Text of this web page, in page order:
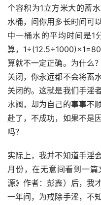
个容积为1立方米大的蓄
水桶，问你用多长时间可
中一桶水的平均时间是1
算，
算就不一定正确。为什么
关闭，你永远都不会将蓄
关闭的。这就是我们手淫
水阀，却为自己的事事不
赴了，不成功，如果不是
吗？
实际上，我并不知道手淫
月份，在无意间看到一
源》作者：彭鑫）后，我
一年间，为戒除手淫，不